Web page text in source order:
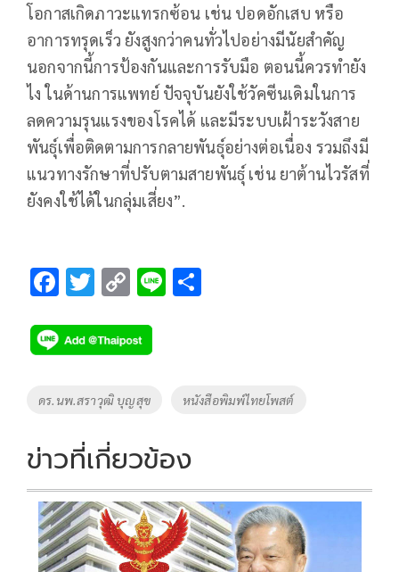
โอกาสเกิดภาวะแทรกซ้อน เช่น ปอดอักเสบ หรือ
อาการทรุดเร็ว ยังสูงกว่าคนทั่วไปอย่างมีนัยสำคัญ
นอกจากนี้การป้องกันและการรับมือ ตอนนี้ควรทำยัง
ไง ในด้านการแพทย์ ปัจจุบันยังใช้วัคซีนเดิมในการ
ลดความรุนแรงของโรคได้ และมีระบบเฝ้าระวังสาย
พันธุ์เพื่อติดตามการกลายพันธุ์อย่างต่อเนื่อง รวมถึงมี
แนวทางรักษาที่ปรับตามสายพันธุ์ เช่น ยาต้านไวรัสที่
ยังคงใช้ได้ในกลุ่มเสี่ยง”.
F
e
b
o
k
T
tt
er
C
p
y
Li
k
Li
Tags
ดร.นพ.สราวุฒิ บุญสุข หนังสือพิมพ์ไทยโพสต์
ข่าวที่เกี่ยวข้อง